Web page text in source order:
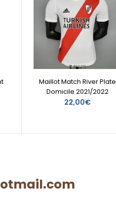
Maillot Match River Plate
Domicile 2021/2022
22,00€